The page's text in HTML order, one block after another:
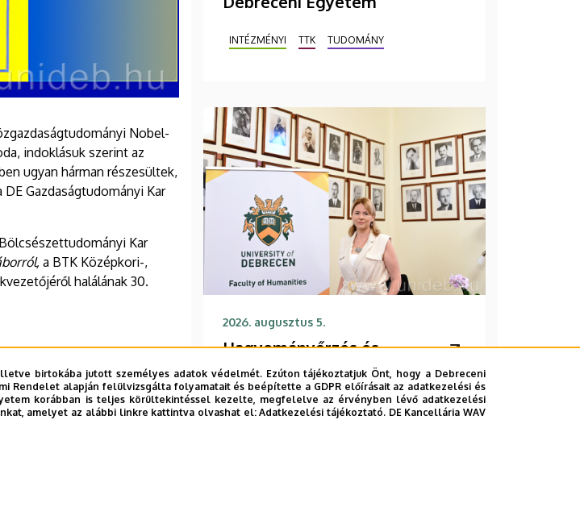
Nobel-
indoklásuk szerint az
ugyan hárman részesültek,
DE Gazdaságtudományi Kar
Kar
a BTK Középkori-,
halálának 30.
INTÉZMÉNYI TTK TUDOMÁNY
2026. augusztus 5.
Hagyományőrzés és
innováció a
Bölcsészettudományi Karon
birtokába jutott személyes adatok védelmét. Ezúton tájékoztatjuk Önt, hogy a Debreceni
Rendelet alapján felülvizsgálta folyamatait és beépítette a GDPR előírásait az adatkezelési és
korábban is teljes körültekintéssel kezelte, megfelelve az érvényben lévő adatkezelési
amelyet az alábbi linkre kattintva olvashat el:Adatkezelési tájékoztató. DE Kancellária WAV